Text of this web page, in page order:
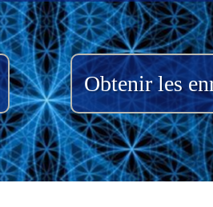
Obtenir les